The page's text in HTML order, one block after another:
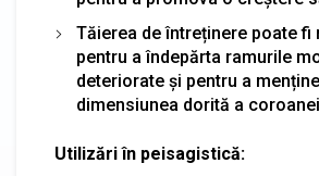
Tăierea de întreținere poate fi
pentru a îndepărta ramurile
deteriorate și pentru a
dimensiunea dorită a
Utilizări în peisagistică: